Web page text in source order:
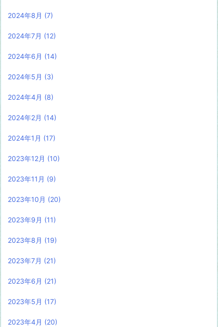
2024年8月 (7)
2024年7月 (12)
2024年6月 (14)
2024年5月 (3)
2024年4月 (8)
2024年2月 (14)
2024年1月 (17)
2023年12月 (10)
2023年11月 (9)
2023年10月 (20)
2023年9月 (11)
2023年8月 (19)
2023年7月 (21)
2023年6月 (21)
2023年5月 (17)
2023年4月 (20)